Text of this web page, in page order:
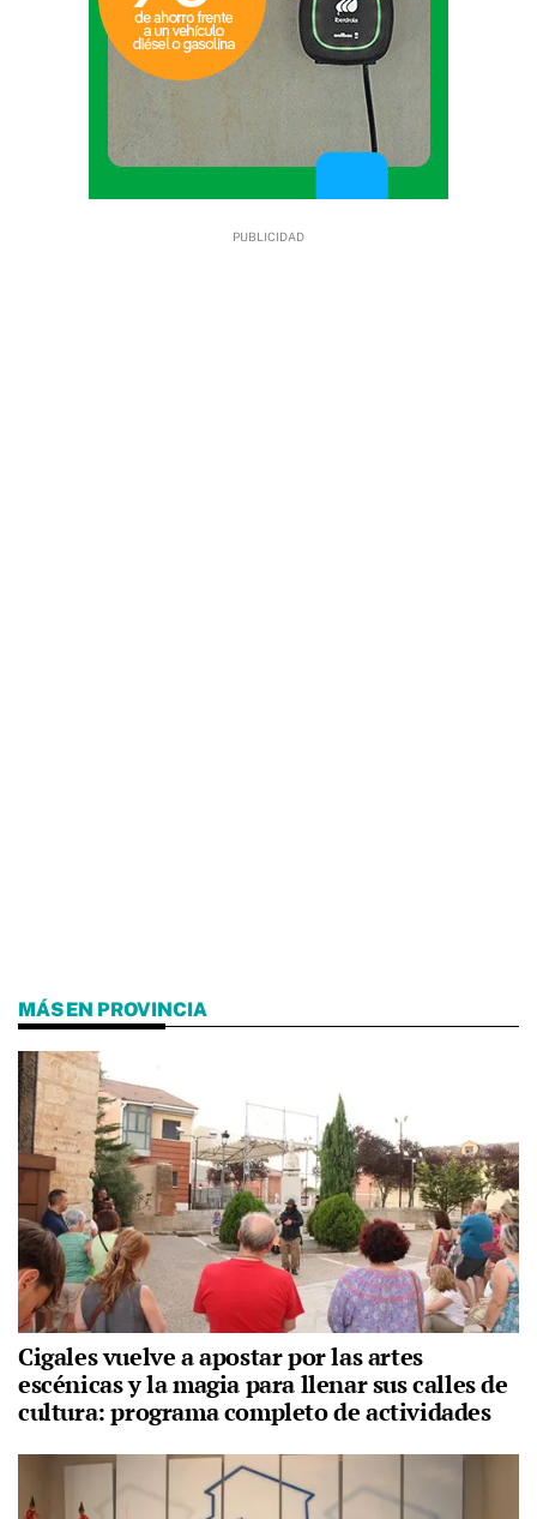
MÁS EN PROVINCIA
Cigales vuelve a apostar por las artes
escénicas y la magia para llenar sus calles de
cultura: programa completo de actividades